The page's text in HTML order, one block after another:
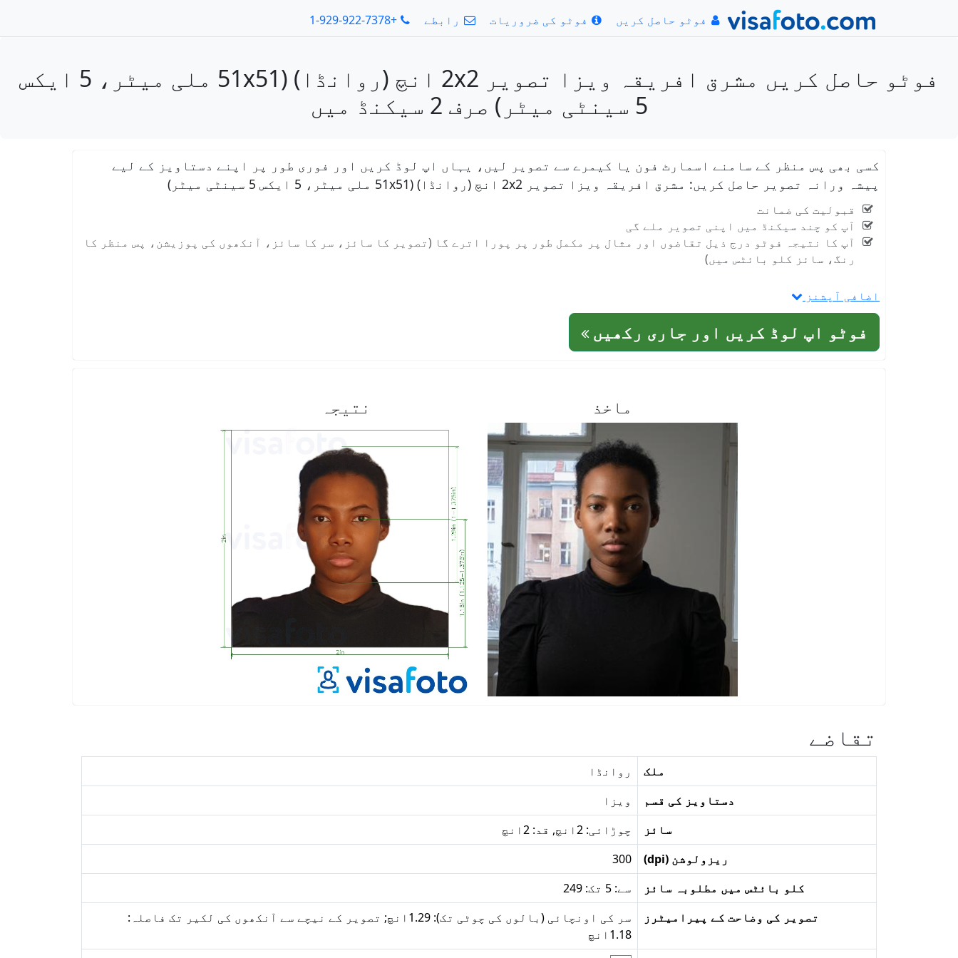
فوٹو حاصل کریں فوٹو کی ضروریات رابطے +1-929-922-7378
فوٹو حاصل کریں مشرق افریقہ ویزا تصویر 2x2 انچ (روانڈا) (51x51 ملی میٹر، 5 ایکس
5 سینٹی میٹر) صرف 2 سیکنڈ میں
کسی بھی پس منظر کے سامنے اسمارٹ فون یا کیمرے سے تصویر لیں، یہاں اپ لوڈ کریں اور فوری طور پر اپنے دستاویز کے لیے
پیشہ ورانہ تصویر حاصل کریں: مشرق افریقہ ویزا تصویر 2x2 انچ (روانڈا) (51x51 ملی میٹر، 5 ایکس 5 سینٹی میٹر)
قبولیت کی ضمانت
آپ کو چند سیکنڈ میں اپنی تصویر ملے گی
آپ کا نتیجہ فوٹو درج ذیل تقاضوں اور مثال پر مکمل طور پر پورا اترے گا (تصویر کا سائز، سر کا سائز، آنکھوں کی پوزیشن، پس منظر کا
رنگ، سائز کلو بائٹس میں)
اضافی آپشنز
فوٹو اپ لوڈ کریں اور جاری رکھیں
ماخذ نتیجہ
تقاضے
ملک
روانڈا
دستاویز کی قسم
ویزا
سائز
چوڑائی: 2انچ, قد: 2انچ
ریزولوشن (dpi)
300
کلو بائٹس میں مطلوبہ سائز
سے: 5 تک: 249
تصویر کی وضاحت کے پیرامیٹرز
سر کی اونچائی (بالوں کی چوٹی تک): 1.29انچ; تصویر کے نیچے سے آنکھوں کی لکیر تک فاصلہ:
1.18انچ